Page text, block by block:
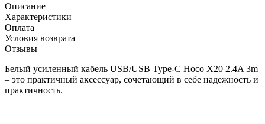
Описание
Характеристики
Оплата
Условия возврата
Отзывы
Белый усиленный кабель USB/USB Type-C Hoco X20 2.4A 3m
– это практичный аксессуар, сочетающий в себе надежность и
практичность.